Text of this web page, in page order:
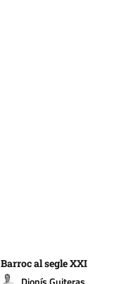
Barroc al segle XXI